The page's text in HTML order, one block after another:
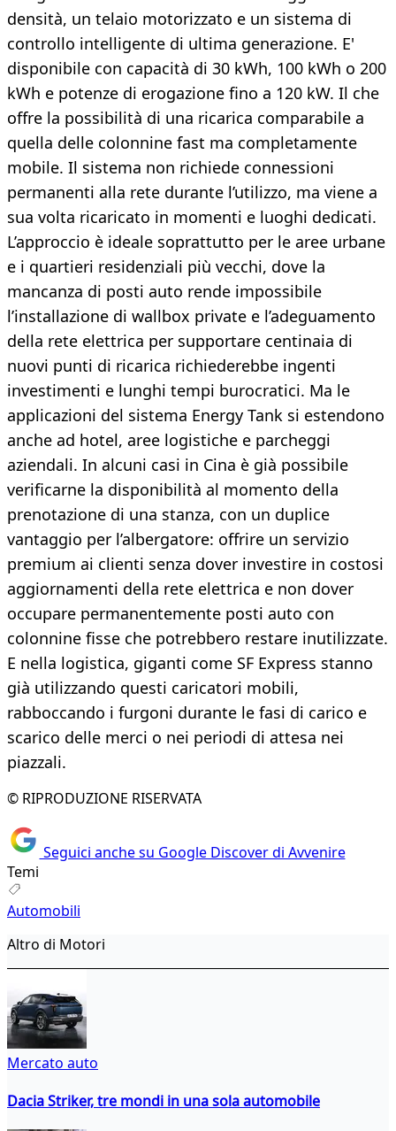
densità, un telaio motorizzato e un sistema di
controllo intelligente di ultima generazione. E'
disponibile con capacità di 30 kWh, 100 kWh o 200
kWh e potenze di erogazione fino a 120 kW. Il che
offre la possibilità di una ricarica comparabile a
quella delle colonnine fast ma completamente
mobile. Il sistema non richiede connessioni
permanenti alla rete durante l’utilizzo, ma viene a
sua volta ricaricato in momenti e luoghi dedicati.
L’approccio è ideale soprattutto per le aree urbane
e i quartieri residenziali più vecchi, dove la
mancanza di posti auto rende impossibile
l’installazione di wallbox private e l’adeguamento
della rete elettrica per supportare centinaia di
nuovi punti di ricarica richiederebbe ingenti
investimenti e lunghi tempi burocratici. Ma le
applicazioni del sistema Energy Tank si estendono
anche ad hotel, aree logistiche e parcheggi
aziendali. In alcuni casi in Cina è già possibile
verificarne la disponibilità al momento della
prenotazione di una stanza, con un duplice
vantaggio per l’albergatore: offrire un servizio
premium ai clienti senza dover investire in costosi
aggiornamenti della rete elettrica e non dover
occupare permanentemente posti auto con
colonnine fisse che potrebbero restare inutilizzate.
E nella logistica, giganti come SF Express stanno
già utilizzando questi caricatori mobili,
rabboccando i furgoni durante le fasi di carico e
scarico delle merci o nei periodi di attesa nei
piazzali.
© RIPRODUZIONE RISERVATA
Seguici anche su Google Discover di Avvenire
Temi
Automobili
Altro di Motori
Mercato auto
Dacia Striker, tre mondi in una sola automobile